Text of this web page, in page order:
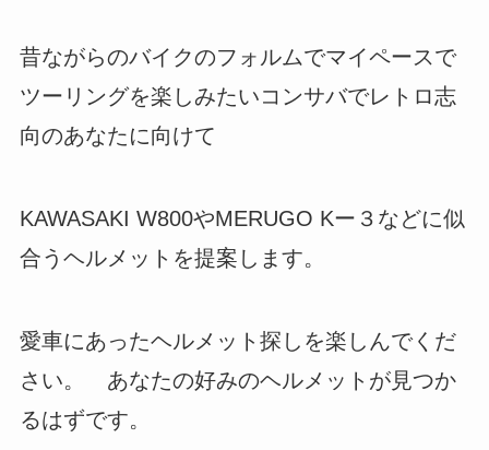
昔ながらのバイクのフォルムでマイペースで
ツーリングを楽しみたいコンサバでレトロ志
向のあなたに向けて
KAWASAKI W800やMERUGO Kー３などに似
合うヘルメットを提案します。
愛車にあったヘルメット探しを楽しんでくだ
さい。 あなたの好みのヘルメットが見つか
るはずです。